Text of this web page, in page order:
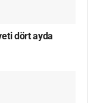
dört ayda